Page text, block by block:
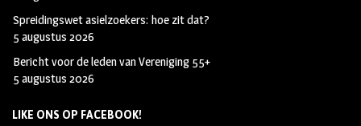
Spreidingswet asielzoekers: hoe zit dat?
5 augustus 2026
Bericht voor de leden van Vereniging 55+
5 augustus 2026
LIKE ONS OP FACEBOOK!